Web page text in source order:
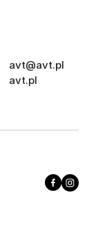
avt@avt.pl
avt.pl